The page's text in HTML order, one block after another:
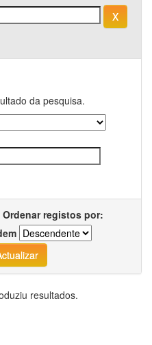
da pesquisa.
Ordenar registos por:
resultados.